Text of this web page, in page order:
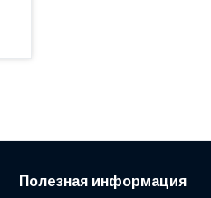
Полезная информация